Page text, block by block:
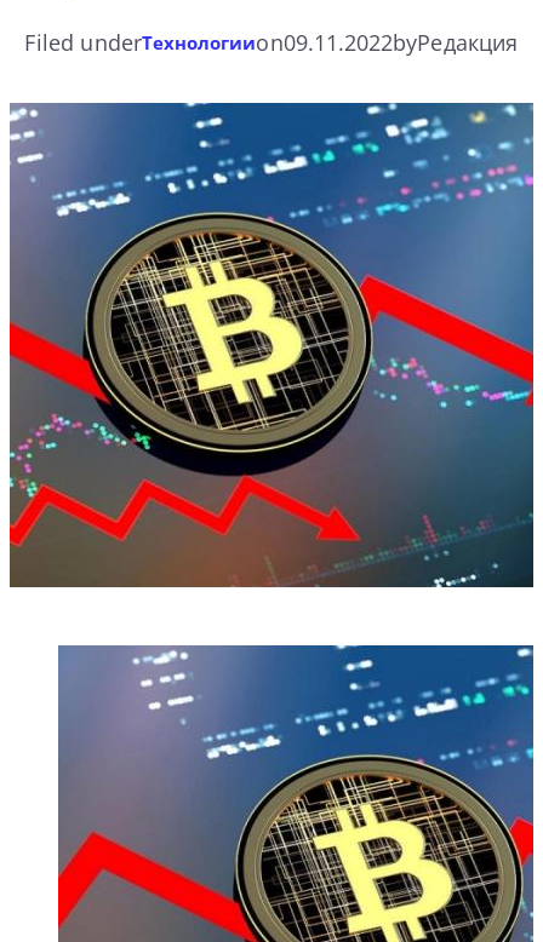
Filed underТехнологииon09.11.2022byРедакция